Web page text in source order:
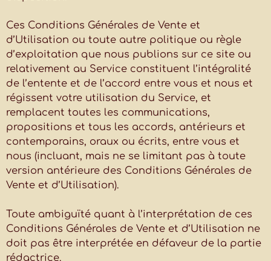
Ces Conditions Générales de Vente et
d’Utilisation ou toute autre politique ou règle
d’exploitation que nous publions sur ce site ou
relativement au Service constituent l’intégralité
de l’entente et de l’accord entre vous et nous et
régissent votre utilisation du Service, et
remplacent toutes les communications,
propositions et tous les accords, antérieurs et
contemporains, oraux ou écrits, entre vous et
nous (incluant, mais ne se limitant pas à toute
version antérieure des Conditions Générales de
Vente et d’Utilisation).
Toute ambiguïté quant à l’interprétation de ces
Conditions Générales de Vente et d’Utilisation ne
doit pas être interprétée en défaveur de la partie
rédactrice.